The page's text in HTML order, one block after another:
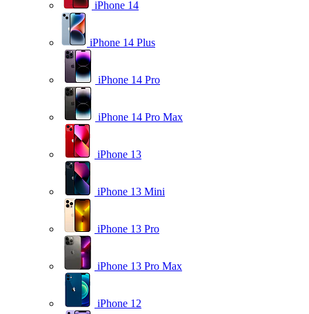
iPhone 14
iPhone 14 Plus
iPhone 14 Pro
iPhone 14 Pro Max
iPhone 13
iPhone 13 Mini
iPhone 13 Pro
iPhone 13 Pro Max
iPhone 12